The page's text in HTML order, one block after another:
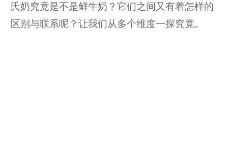
氏奶究竟是不是鲜牛奶？它们之间又有着怎样的
区别与联系呢？让我们从多个维度一探究竟。